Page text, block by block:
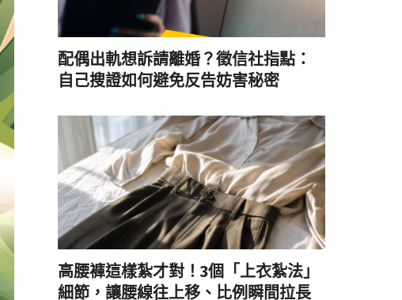
配偶出軌想訴請離婚？徵信社指點：
自己搜證如何避免反告妨害秘密
高腰褲這樣紮才對！3個「上衣紮法」
細節，讓腰線往上移、比例瞬間拉長